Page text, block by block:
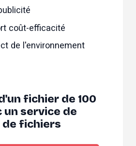
coût-efficacité
de l'environnement
fichier de 100
un service de
fichiers